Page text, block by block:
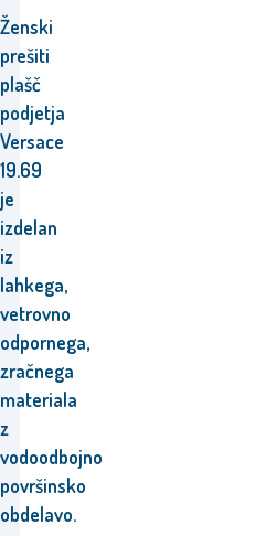
Ženski
prešiti
plašč
podjetja
Versace
19.69
je
izdelan
iz
lahkega,
vetrovno
odpornega,
zračnega
materiala
z
vodoodbojno
površinsko
obdelavo.